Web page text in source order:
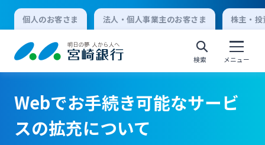
個人のお客さま 法人・個人事業主のお客さま 株主・
検索 メニュー
個人向けインターネットバンキング
Webでお手続き可能なサービ
スの拡充について